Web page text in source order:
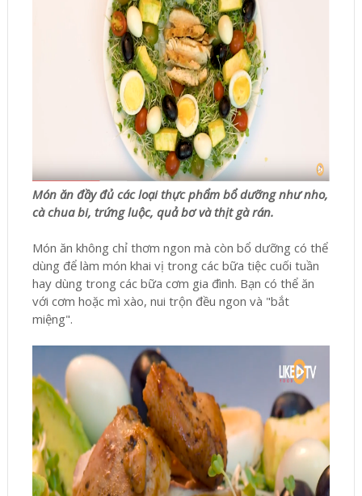
Món ăn đầy đủ các loại thực phẩm bổ dưỡng như nho,
cà chua bi, trứng luộc, quả bơ và thịt gà rán.
Món ăn không chỉ thơm ngon mà còn bổ dưỡng có thể
dùng để làm món khai vị trong các bữa tiệc cuối tuần
hay dùng trong các bữa cơm gia đình. Bạn có thể ăn
với cơm hoặc mì xào, nui trộn đều ngon và "bắt
miệng".